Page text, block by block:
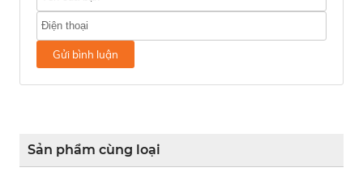
Gửi bình luận
Sản phẩm cùng loại